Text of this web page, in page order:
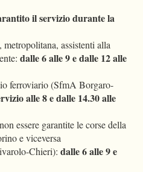
il servizio durante la
assistenti alla
dalle 6 alle 9 e dalle 12 alle
ferroviario (SfmA Borgaro-
alle 8 e dalle 14.30 alle
essere garantite le corse della
e viceversa
Chieri): dalle 6 alle 9 e